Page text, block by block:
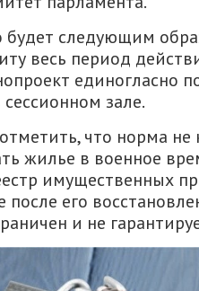
будет следующим
весь период
единогласно
зале.
что норма
жилье в военное
имущественных
после его
и не